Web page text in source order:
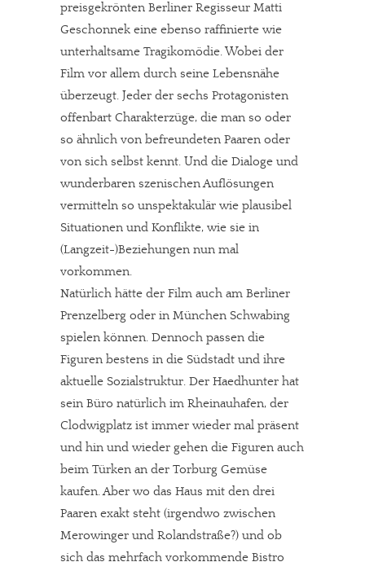
preisgekrönten Berliner Regisseur Matti
Geschonnek eine ebenso raffinierte wie
unterhaltsame Tragikomödie. Wobei der
Film vor allem durch seine Lebensnähe
überzeugt. Jeder der sechs Protagonisten
offenbart Charakterzüge, die man so oder
so ähnlich von befreundeten Paaren oder
von sich selbst kennt. Und die Dialoge und
wunderbaren szenischen Auflösungen
vermitteln so unspektakulär wie plausibel
Situationen und Konflikte, wie sie in
(Langzeit-)Beziehungen nun mal
vorkommen.
Natürlich hätte der Film auch am Berliner
Prenzelberg oder in München Schwabing
spielen können. Dennoch passen die
Figuren bestens in die Südstadt und ihre
aktuelle Sozialstruktur. Der Haedhunter hat
sein Büro natürlich im Rheinauhafen, der
Clodwigplatz ist immer wieder mal präsent
und hin und wieder gehen die Figuren auch
beim Türken an der Torburg Gemüse
kaufen. Aber wo das Haus mit den drei
Paaren exakt steht (irgendwo zwischen
Merowinger und Rolandstraße?) und ob
sich das mehrfach vorkommende Bistro